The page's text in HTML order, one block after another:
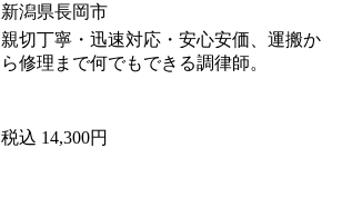
新潟県長岡市
親切丁寧・迅速対応・安心安価、運搬か
ら修理まで何でもできる調律師。
税込 14,300円